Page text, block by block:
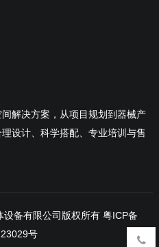
解决方案，从项目规划到器械产
设计、科学搭配、专业培训与售
备有限公司版权所有 粤ICP备
号